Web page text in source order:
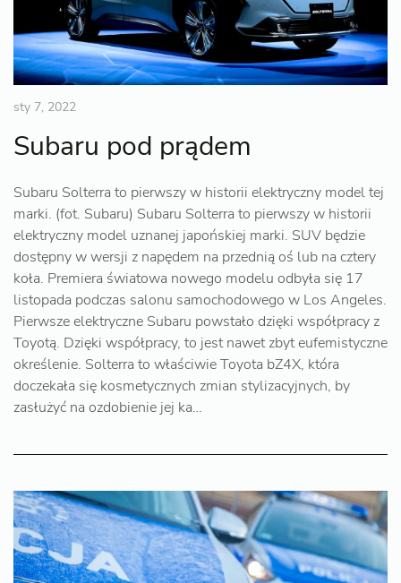
sty 7, 2022
Subaru pod prądem
Subaru Solterra to pierwszy w historii elektryczny model tej
marki. (fot. Subaru) Subaru Solterra to pierwszy w historii
elektryczny model uznanej japońskiej marki. SUV będzie
dostępny w wersji z napędem na przednią oś lub na cztery
koła. Premiera światowa nowego modelu odbyła się 17
listopada podczas salonu samochodowego w Los Angeles.
Pierwsze elektryczne Subaru powstało dzięki współpracy z
Toyotą. Dzięki współpracy, to jest nawet zbyt eufemistyczne
określenie. Solterra to właściwie Toyota bZ4X, która
doczekała się kosmetycznych zmian stylizacyjnych, by
zasłużyć na ozdobienie jej ka…